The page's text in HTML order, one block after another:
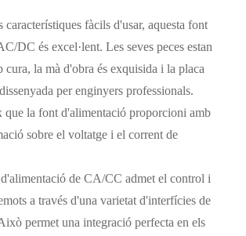
característiques fàcils d'usar, aquesta font
DC és excel·lent. Les seves peces estan
cura, la mà d'obra és exquisida i la placa
per enginyers professionals.
que la font d'alimentació proporcioni amb
sobre el voltatge i el corrent de
de CA/CC admet el control i
a través d'una varietat d'interfícies de
permet una integració perfecta en els